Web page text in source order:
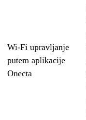
Wi-Fi upravljanje
putem aplikacije
Onecta